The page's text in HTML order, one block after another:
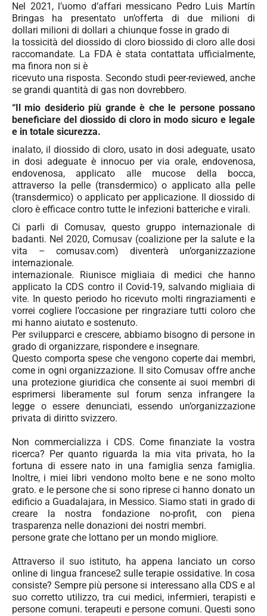
Nel 2021, l’uomo d’affari messicano Pedro Luis Martín
Bringas ha presentato un’offerta di due milioni di
dollari milioni di dollari a chiunque fosse in grado di
la tossicità del diossido di cloro biossido di cloro alle dosi
raccomandate. La FDA è stata contattata ufficialmente,
ma finora non si è
ricevuto una risposta. Secondo studi peer-reviewed, anche
se grandi quantità di gas non dovrebbero.
“Il mio desiderio più grande è che le persone possano
beneficiare del diossido di cloro in modo sicuro e legale
e in totale sicurezza.
inalato, il diossido di cloro, usato in dosi adeguate, usato
in dosi adeguate è innocuo per via orale, endovenosa,
endovenosa, applicato alle mucose della bocca,
attraverso la pelle (transdermico) o applicato alla pelle
(transdermico) o applicato per applicazione. Il diossido di
cloro è efficace contro tutte le infezioni batteriche e virali.
Ci parli di Comusav, questo gruppo internazionale di
badanti. Nel 2020, Comusav (coalizione per la salute e la
vita – comusav.com) diventerà un’organizzazione
internazionale.
internazionale. Riunisce migliaia di medici che hanno
applicato la CDS contro il Covid-19, salvando migliaia di
vite. In questo periodo ho ricevuto molti ringraziamenti e
vorrei cogliere l’occasione per ringraziare tutti coloro che
mi hanno aiutato e sostenuto.
Per svilupparci e crescere, abbiamo bisogno di persone in
grado di organizzare, rispondere e insegnare.
Questo comporta spese che vengono coperte dai membri,
come in ogni organizzazione. Il sito Comusav offre anche
una protezione giuridica che consente ai suoi membri di
esprimersi liberamente sul forum senza infrangere la
legge o essere denunciati, essendo un’organizzazione
privata di diritto svizzero.
Non commercializza i CDS. Come finanziate la vostra
ricerca? Per quanto riguarda la mia vita privata, ho la
fortuna di essere nato in una famiglia senza famiglia.
Inoltre, i miei libri vendono molto bene e ne sono molto
grato. e le persone che si sono riprese ci hanno donato un
edificio a Guadalajara, in Messico. Siamo stati in grado di
creare la nostra fondazione no-profit, con piena
trasparenza nelle donazioni dei nostri membri.
persone grate che lottano per un mondo migliore.
Attraverso il suo istituto, ha appena lanciato un corso
online di lingua francese2 sulle terapie ossidative. In cosa
consiste? Sempre più persone si interessano alla CDS e al
suo corretto utilizzo, tra cui medici, infermieri, terapisti e
persone comuni. terapeuti e persone comuni. Questi sono